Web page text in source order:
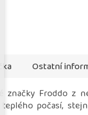
Ostatní
značky Froddo z
počasí,